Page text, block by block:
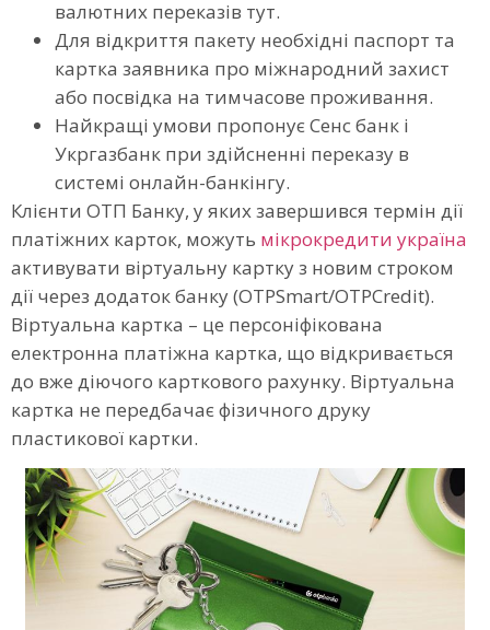
валютних переказів тут.
Для відкриття пакету необхідні паспорт та
картка заявника про міжнародний захист
або посвідка на тимчасове проживання.
Найкращі умови пропонує Сенс банк і
Укргазбанк при здійсненні переказу в
системі онлайн-банкінгу.
Клієнти ОТП Банку, у яких завершився термін дії
платіжних карток, можуть мікрокредити україна
активувати віртуальну картку з новим строком
дії через додаток банку (OTPSmart/OTPCredit).
Віртуальна картка – це персоніфікована
електронна платіжна картка, що відкривається
до вже діючого карткового рахунку. Віртуальна
картка не передбачає фізичного друку
пластикової картки.